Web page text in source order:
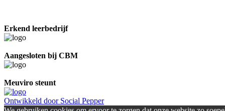
Erkend leerbedrijf
Aangesloten bij CBM
Meuviro steunt
Ontwikkeld door Social Pepper